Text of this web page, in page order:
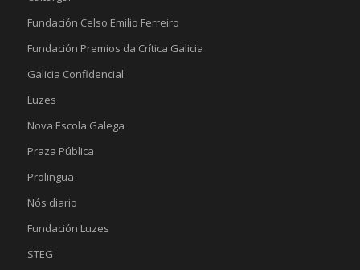
Fundación Celso Emilio Ferreiro
Fundación Premios da Crítica Galicia
Galicia Confidencial
Luzes
Nova Escola Galega
Praza Pública
Prolingua
Nós diario
Fundación Luzes
STEG